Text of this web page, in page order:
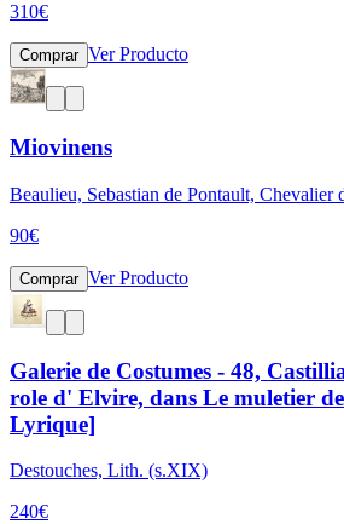
310€
Comprar Ver Producto
Miovinens
Beaulieu, Sebastian de Pontault, Chevalier
90€
Comprar Ver Producto
Galerie de Costumes - 48,
role d' Elvire, dans Le muletier
Lyrique]
Destouches, Lith. (s.XIX)
240€